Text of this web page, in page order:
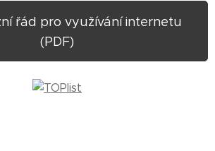
řád pro využívání internetu
(PDF)